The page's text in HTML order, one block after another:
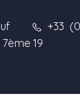
7ème
+33
19